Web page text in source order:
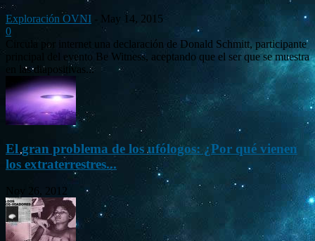
Exploración OVNI - May 14, 2015
0
Circula por internet una declaración de Donald Schmitt, participante
principal del evento Be Witness, aceptando que el ser que se muestra
en las diapositivas...
El gran problema de los ufólogos: ¿Por qué vienen
los extraterrestres...
Nov 26, 2012